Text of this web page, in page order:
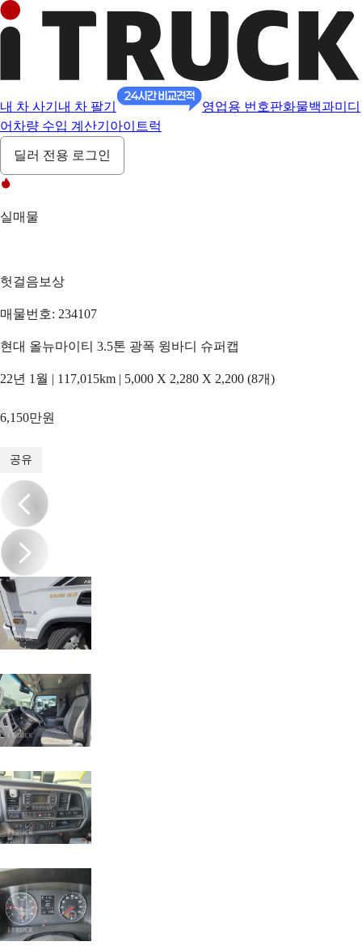
내 차 사기 내 차 팔기 영업용 번호판화물백과미디
어 차량 수입 계산기 아이트럭
딜러 전용 로그인
실매물
헛걸음보상
매물번호: 234107
현대 올뉴마이티 3.5톤 광폭 윙바디 슈퍼캡
22년 1월 | 117,015km | 5,000 X 2,280 X 2,200 (8개)
6,150만원
공유
/19